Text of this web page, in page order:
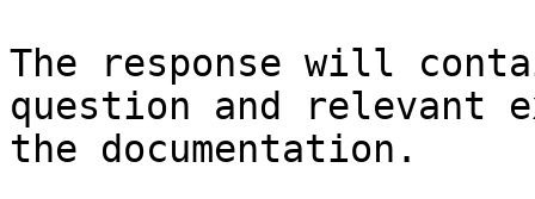
The response will
question and relevant
the documentation.